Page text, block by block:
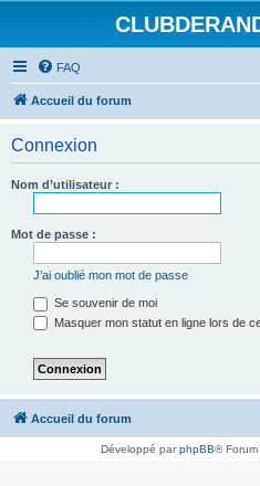
FAQ
Accueil du forum
Connexion
Nom d’utilisateur :
Mot de passe :
J’ai oublié mon mot de passe
Se souvenir de moi
Masquer mon statut en ligne lors de
Accueil du forum
Développé parphpBB®